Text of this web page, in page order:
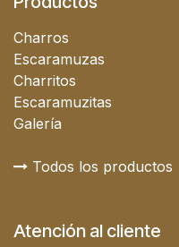
Charros
Escaramuzas
Charritos
Escaramuzitas
Galería
Todos los productos
Atención al cliente